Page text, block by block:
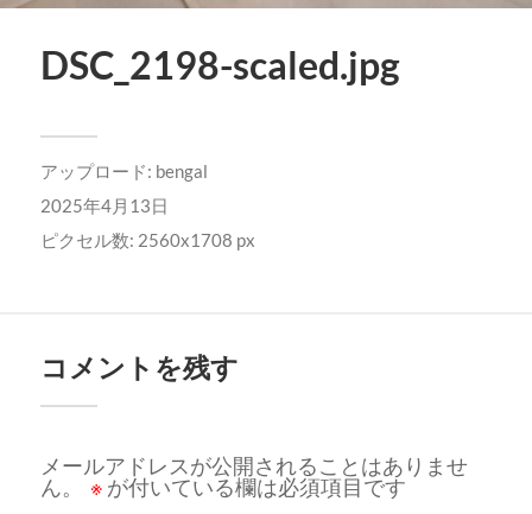
DSC_2198-scaled.jpg
アップロード: bengal
2025年4月13日
ピクセル数: 2560x1708 px
コメントを残す
メールアドレスが公開されることはありませ
ん。
※ が付いている欄は必須項目です